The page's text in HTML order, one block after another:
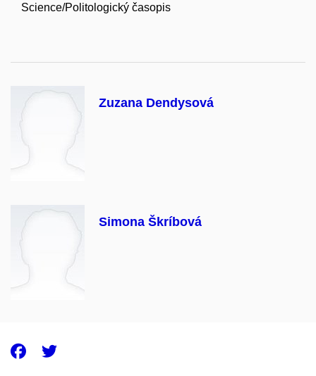
Science/Politologický časopis
Zuzana Dendysová
Simona Škríbová
Facebook
Twitter